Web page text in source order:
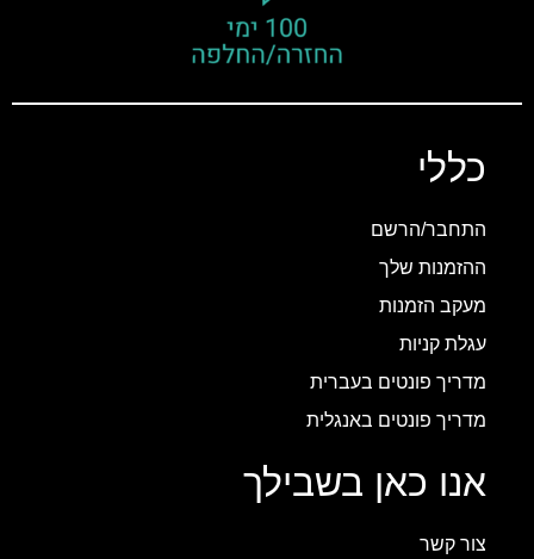
כללי
התחבר/הרשם
ההזמנות שלך
מעקב הזמנות
עגלת קניות
מדריך פונטים בעברית
מדריך פונטים באנגלית
אנו כאן בשבילך
צור קשר